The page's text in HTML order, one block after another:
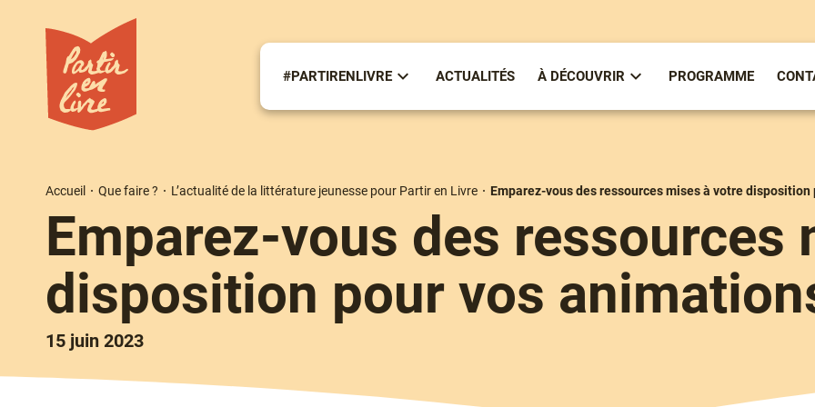
contenu
principal
#PARTIRENLIVRE
Sous-
#partirenlivre
ACTUALITÉS À DÉCOUVRIR
Sous-
À
PROGRAMME
d'Ariane
Accueil Que faire ? L’actualité de la littérature jeunesse pour Partir en Livre Emparez-vous des ressources mises à votre
Emparez-vous des ressources
disposition pour vos
15 juin 2023